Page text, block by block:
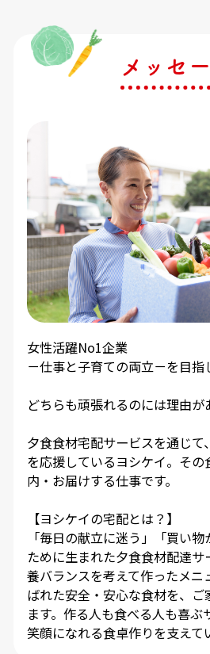
メッセ
女性活躍No1企業
－仕事と子育ての両立－を目指
どちらも頑張れるのには理由が
夕食食材宅配サービスを通じ
を応援しているヨシケイ。そ
内・お届けする仕事です。
【ヨシケイの宅配とは？】
「毎日の献立に迷う」「買い
ために生まれた夕食食材配達
養バランスを考えて作ったメニ
ばれた安全・安心な食材を、
ます。作る人も食べる人も喜ぶ
笑顔になれる食卓作りを支えて